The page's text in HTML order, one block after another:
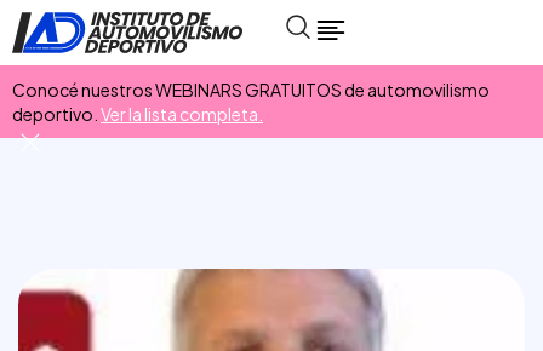
Conocé nuestros WEBINARS GRATUITOS de automovilismo
deportivo. Ver la lista completa.